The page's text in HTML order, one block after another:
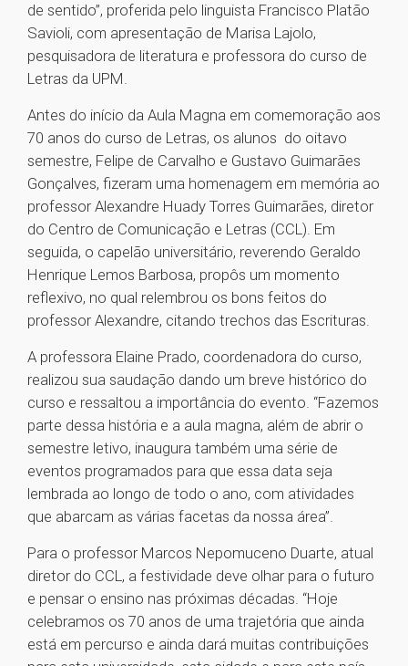
de sentido”, proferida pelo linguista Francisco Platão
Savioli, com apresentação de Marisa Lajolo,
pesquisadora de literatura e professora do curso de
Letras da UPM.
Antes do início da Aula Magna em comemoração aos
70 anos do curso de Letras, os alunos do oitavo
semestre, Felipe de Carvalho e Gustavo Guimarães
Gonçalves, fizeram uma homenagem em memória ao
professor Alexandre Huady Torres Guimarães, diretor
do Centro de Comunicação e Letras (CCL). Em
seguida, o capelão universitário, reverendo Geraldo
Henrique Lemos Barbosa, propôs um momento
reflexivo, no qual relembrou os bons feitos do
professor Alexandre, citando trechos das Escrituras.
A professora Elaine Prado, coordenadora do curso,
realizou sua saudação dando um breve histórico do
curso e ressaltou a importância do evento. “Fazemos
parte dessa história e a aula magna, além de abrir o
semestre letivo, inaugura também uma série de
eventos programados para que essa data seja
lembrada ao longo de todo o ano, com atividades
que abarcam as várias facetas da nossa área”.
Para o professor Marcos Nepomuceno Duarte, atual
diretor do CCL, a festividade deve olhar para o futuro
e pensar o ensino nas próximas décadas. “Hoje
celebramos os 70 anos de uma trajetória que ainda
está em percurso e ainda dará muitas contribuições